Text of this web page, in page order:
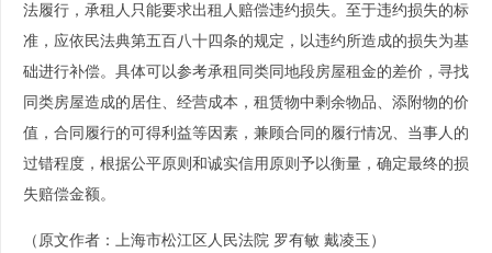
法履行，承租人只能要求出租人赔偿违约损失。至于违约损失的标
准，应依民法典第五百八十四条的规定，以违约所造成的损失为基
础进行补偿。具体可以参考承租同类同地段房屋租金的差价，寻找
同类房屋造成的居住、经营成本，租赁物中剩余物品、添附物的价
值，合同履行的可得利益等因素，兼顾合同的履行情况、当事人的
过错程度，根据公平原则和诚实信用原则予以衡量，确定最终的损
失赔偿金额。
（原文作者：上海市松江区人民法院 罗有敏 戴凌玉）